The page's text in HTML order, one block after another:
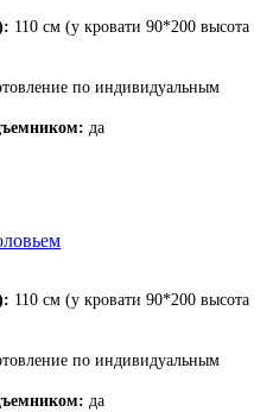
110 см (у кровати 90*200 высота
по индивидуальным
да
110 см (у кровати 90*200 высота
по индивидуальным
да